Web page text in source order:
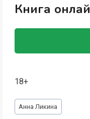
Книга
18+
Метки
записи:
Анна Ликина